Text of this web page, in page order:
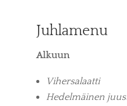
Juhlamenu
Alkuun
Vihersalaatti
Hedelmäinen